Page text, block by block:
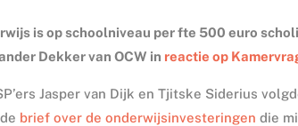
is op schoolniveau per fte 500 euro
Dekker van OCW in reactie op
Jasper van Dijk en Tjitske Siderius
brief over de onderwijsinvesteringen die